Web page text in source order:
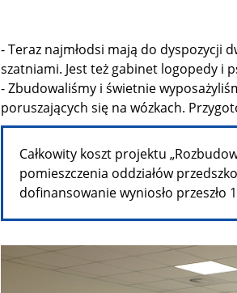
- Teraz najmłodsi mają do dyspozycji
szatniami. Jest też gabinet logopedy i
- Zbudowaliśmy i świetnie
poruszających się na wózkach.
Całkowity koszt projektu
pomieszczenia oddziałów
dofinansowanie wyniosło przeszło